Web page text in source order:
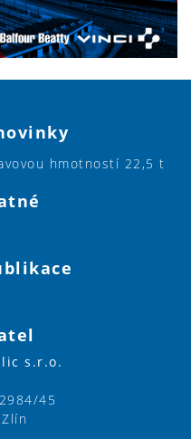
hmotností 22,5 t
s.r.o.
45